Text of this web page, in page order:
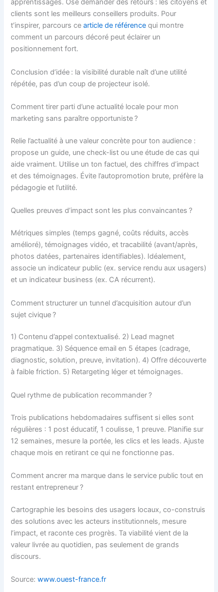
apprentissages. Ose demander des retours : les citoyens et
clients sont les meilleurs conseillers produits. Pour
t’inspirer, parcours cearticle de référence qui montre
comment un parcours décoré peut éclairer un
positionnement fort.
Conclusion d’idée : la visibilité durable naît d’une utilité
répétée, pas d’un coup de projecteur isolé.
Comment tirer parti d’une actualité locale pour mon
marketing sans paraître opportuniste ?
Relie l’actualité à une valeur concrète pour ton audience :
propose un guide, une check-list ou une étude de cas qui
aide vraiment. Utilise un ton factuel, des chiffres d’impact
et des témoignages. Évite l’autopromotion brute, préfère la
pédagogie et l’utilité.
Quelles preuves d’impact sont les plus convaincantes ?
Métriques simples (temps gagné, coûts réduits, accès
amélioré), témoignages vidéo, et tracabilité (avant/après,
photos datées, partenaires identifiables). Idéalement,
associe un indicateur public (ex. service rendu aux usagers)
et un indicateur business (ex. CA récurrent).
Comment structurer un tunnel d’acquisition autour d’un
sujet civique ?
1) Contenu d’appel contextualisé. 2) Lead magnet
pragmatique. 3) Séquence email en 5 étapes (cadrage,
diagnostic, solution, preuve, invitation). 4) Offre découverte
à faible friction. 5) Retargeting léger et témoignages.
Quel rythme de publication recommander ?
Trois publications hebdomadaires suffisent si elles sont
régulières : 1 post éducatif, 1 coulisse, 1 preuve. Planifie sur
12 semaines, mesure la portée, les clics et les leads. Ajuste
chaque mois en retirant ce qui ne fonctionne pas.
Comment ancrer ma marque dans le service public tout en
restant entrepreneur ?
Cartographie les besoins des usagers locaux, co-construis
des solutions avec les acteurs institutionnels, mesure
l’impact, et raconte ces progrès. Ta viabilité vient de la
valeur livrée au quotidien, pas seulement de grands
discours.
Source:www.ouest-france.fr